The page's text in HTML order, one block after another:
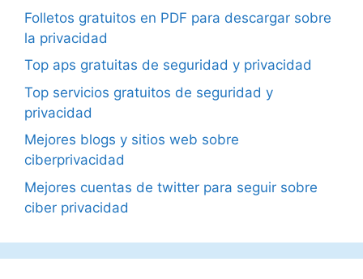
Folletos gratuitos en PDF para descargar sobre
la privacidad
Top aps gratuitas de seguridad y privacidad
Top servicios gratuitos de seguridad y
privacidad
Mejores blogs y sitios web sobre
ciberprivacidad
Mejores cuentas de twitter para seguir sobre
ciber privacidad